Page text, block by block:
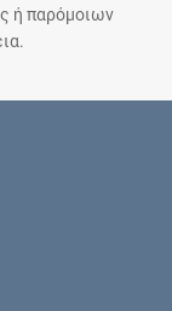
ή παρόμοιων